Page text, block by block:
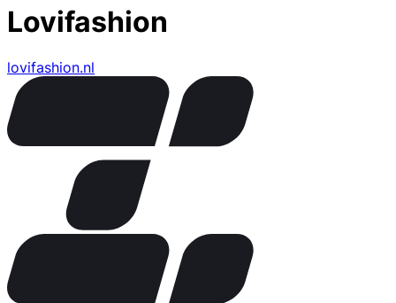
Lovifashion
lovifashion.nl